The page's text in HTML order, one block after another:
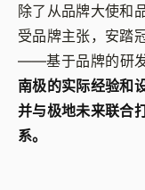
除了从品牌大使和
受品牌主张，安踏
——基于品牌的研
南极的实际经验和
并与极地未来联合
系。